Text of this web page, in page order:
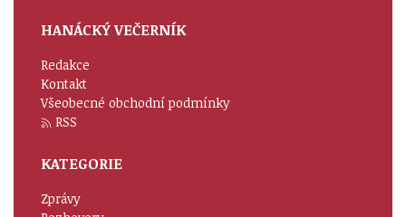
HANÁCKÝ VEČERNÍK
Redakce
Kontakt
Všeobecné obchodní podmínky
RSS
KATEGORIE
Zprávy